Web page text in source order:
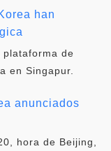
han
de
en Singapur.
anunciados
hora de Beijing,